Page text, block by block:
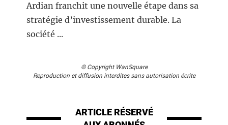
Ardian franchit une nouvelle étape dans sa
stratégie d’investissement durable. La
société ...
© Copyright WanSquare
Reproduction et diffusion interdites sans autorisation écrite
ARTICLE RÉSERVÉ